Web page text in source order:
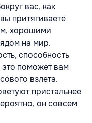
вас, как
притягиваете
хорошими
на мир.
способность
поможет вам
взлета.
пристальнее
он совсем